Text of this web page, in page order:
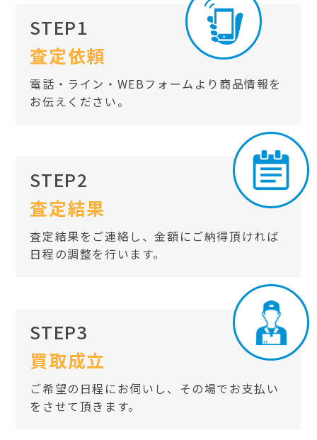
STEP1
査定依頼
電話・ライン・WEBフォームより商品情報を
お伝えください。
STEP2
査定結果
査定結果をご連絡し、金額にご納得頂ければ
日程の調整を行います。
STEP3
買取成立
ご希望の日程にお伺いし、その場でお支払い
をさせて頂きます。